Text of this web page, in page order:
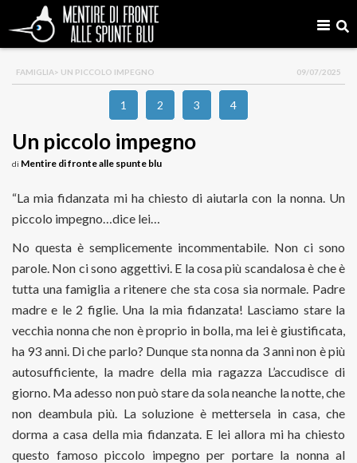
FAMIGLIA> UN PICCOLO IMPEGNO 09/07/2025
1 2 3 4
Un piccolo impegno
di Mentire di fronte alle spunte blu
“La mia fidanzata mi ha chiesto di aiutarla con la nonna. Un
piccolo impegno…dice lei…
No questa è semplicemente incommentabile. Non ci sono
parole. Non ci sono aggettivi. E la cosa più scandalosa è che è
tutta una famiglia a ritenere che sta cosa sia normale. Padre
madre e le 2 figlie. Una la mia fidanzata! Lasciamo stare la
vecchia nonna che non è proprio in bolla, ma lei è giustificata,
ha 93 anni. Di che parlo? Dunque sta nonna da 3 anni non è più
autosufficiente, la madre della mia ragazza L’accudisce di
giorno. Ma adesso non può stare da sola neanche la notte, che
non deambula più. La soluzione è mettersela in casa, che
dorma a casa della mia fidanzata. E lei allora mi ha chiesto
questo famoso piccolo impegno per portare la nonna al